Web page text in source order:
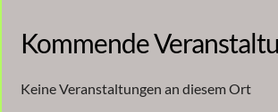
Kommende
Keine Veranstaltungen an diesem Ort